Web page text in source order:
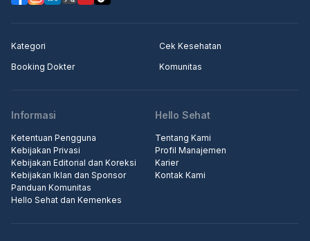
Kategori
Cek Kesehatan
Booking Dokter
Komunitas
Informasi
Ketentuan Pengguna
Kebijakan Privasi
Kebijakan Editorial dan Koreksi
Kebijakan Iklan dan Sponsor
Panduan Komunitas
Hello Sehat dan Kemenkes
Hello Sehat
Tentang Kami
Profil Manajemen
Karier
Kontak Kami